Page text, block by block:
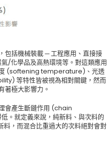
包括機械裝載 ─ 工程應用、直接接
/化學品及高熱環境等。對這類應用
度 (softening temperature)、光透
等特性皆被視為相對關鍵，然而
著極大影響力。
會產生斷鏈作用 (chain
。就定義來說，純新料、與次料的
料，而混合比重過大的次料絕對會對